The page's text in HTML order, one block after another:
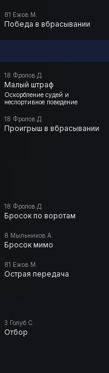
81 Ежов М.
Победа в вбрасывании
18 Фролов Д.
Малый штраф
Оскорбление судей и
неспортивное поведение
18 Фролов Д.
Проигрыш в вбрасывании
18 Фролов Д.
Бросок по воротам
8 Мыльников А.
Бросок мимо
81 Ежов М.
Острая передача
3 Голуб С.
Отбор